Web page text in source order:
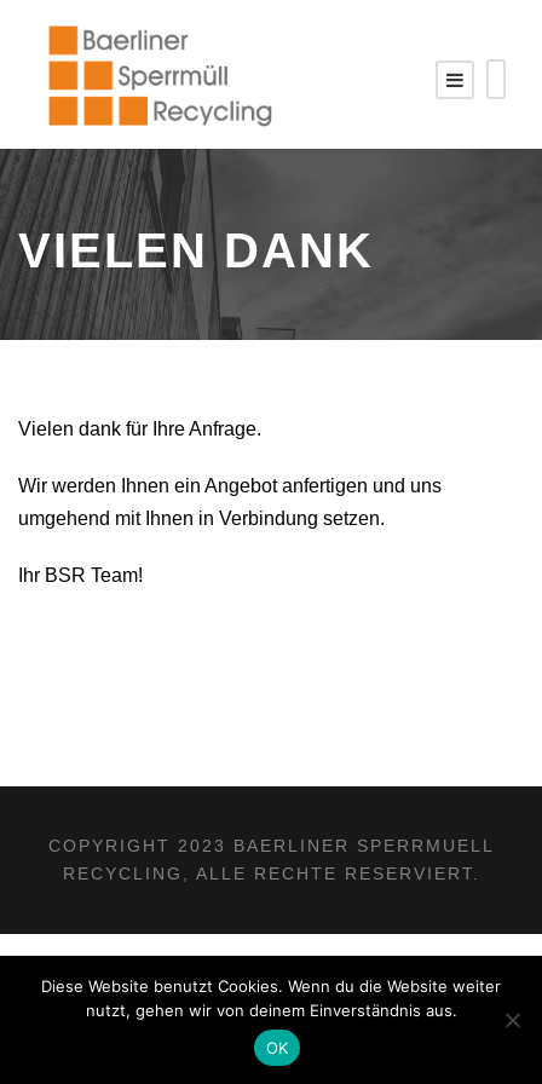
VIELEN DANK
Vielen dank für Ihre Anfrage.
Wir werden Ihnen ein Angebot anfertigen und uns
umgehend mit Ihnen in Verbindung setzen.
Ihr BSR Team!
COPYRIGHT 2023 BAERLINER SPERRMUELL
RECYCLING, ALLE RECHTE RESERVIERT.
Diese Website benutzt Cookies. Wenn du die Website weiter
nutzt, gehen wir von deinem Einverständnis aus.
OK